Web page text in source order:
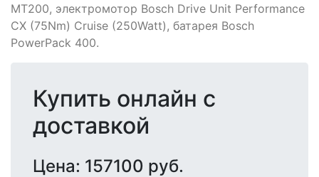
MT200, электромотор Bosch Drive Unit Performance
CX (75Nm) Cruise (250Watt), батарея Bosch
PowerPack 400.
Купить онлайн с
доставкой
Цена: 157100 руб.